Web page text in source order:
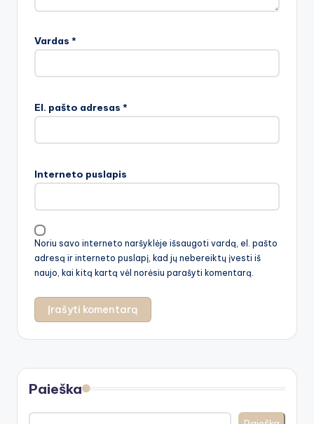
Vardas *
El. pašto adresas *
Interneto puslapis
Noriu savo interneto naršyklėje išsaugoti vardą, el. pašto
adresą ir interneto puslapį, kad jų nebereiktų įvesti iš
naujo, kai kitą kartą vėl norėsiu parašyti komentarą.
Paieška